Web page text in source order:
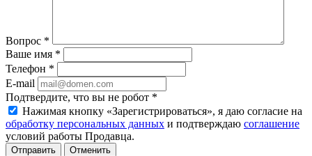
Вопрос *
Ваше имя *
Телефон *
E-mail
Подтвердите, что вы не робот *
Нажимая кнопку «Зарегистрироваться», я даю согласие на
обработку персональных данных и подтверждаю соглашение
условий работы Продавца.
Отменить